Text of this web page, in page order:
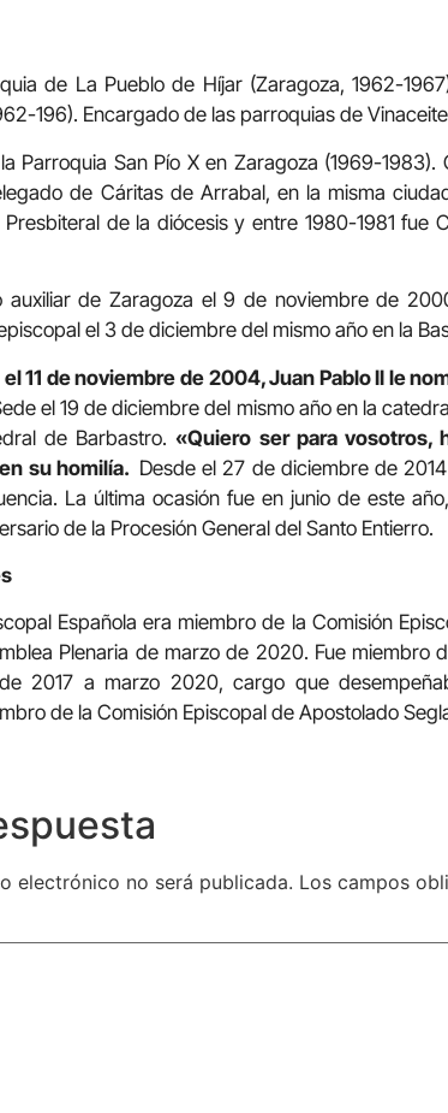
de La Pueblo de Híjar (Zaragoza, 1962-
196). Encargado de las parroquias de
Parroquia San Pío X en Zaragoza (1969-
de Cáritas de Arrabal, en la misma
de la diócesis y entre 1980-1981 fue
auxiliar de Zaragoza el 9 de noviembre de
el 3 de diciembre del mismo año en la
el 11 de noviembre de 2004, Juan Pablo II le
el 19 de diciembre del mismo año en la
de Barbastro.«Quiero ser para vosotros,
su homilía. Desde el 27 de diciembre de
La última ocasión fue en junio de este
de la Procesión General del Santo Entierro.
Española era miembro de la Comisión
Plenaria de marzo de 2020. Fue miembro
2017 a marzo 2020, cargo que
de la Comisión Episcopal de Apostolado
electrónico no será publicada. Los campos